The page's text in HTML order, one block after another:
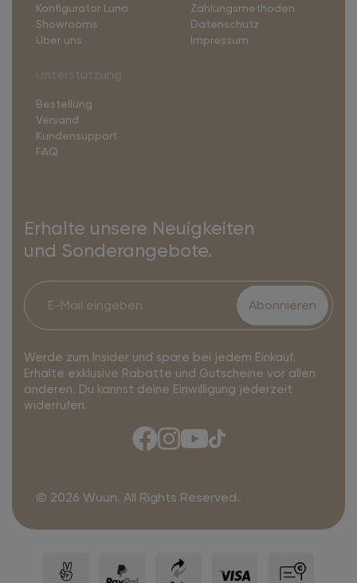
Konfigurator Luno
Showrooms
Über uns
Zahlungsmethoden
Datenschutz
Impressum
Bestellung
Versand
Kundensupport
FAQ
Erhalte unsere Neuigkeiten
und Sonderangebote.
Abonnieren
Werde zum Insider und spare bei jedem Einkauf.
Erhalte exklusive Rabatte und Gutscheine vor allen
anderen. Du kannst deine Einwilligung jederzeit
widerrufen.
© 2026 Wuun. All Rights Reserved.